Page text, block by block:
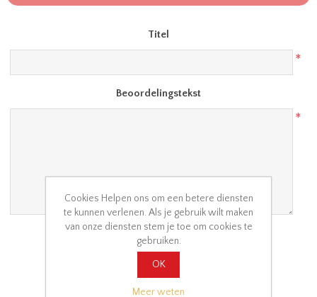
Titel
*
Beoordelingstekst
*
Waardering
Cookies Helpen ons om een betere diensten
te kunnen verlenen. Als je gebruik wilt maken
van onze diensten stem je toe om cookies te
gebruiken.
OK
Meer weten